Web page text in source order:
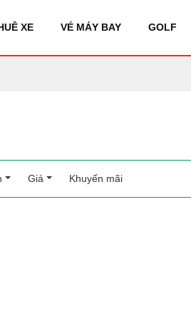
XE VÉ MÁY BAY GOLF
Giá Khuyến mãi